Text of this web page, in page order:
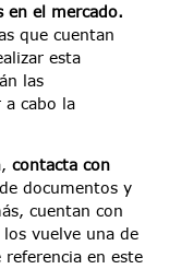
en el mercado.
que cuentan
esta
las
a cabo la
contacta con
documentos y
cuentan con
vuelve una de
referencia en este